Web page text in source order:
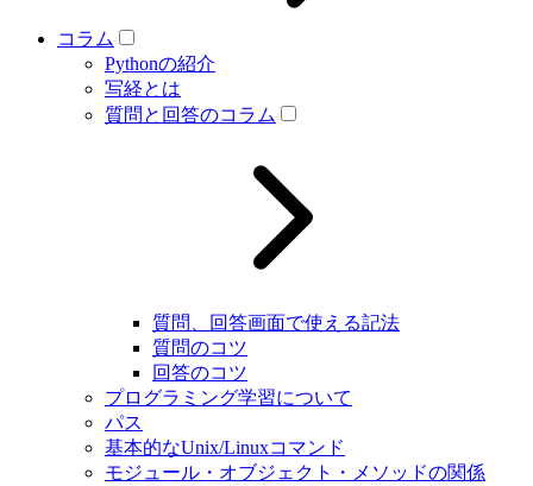
コラム
Pythonの紹介
写経とは
質問と回答のコラム
質問、回答画面で使える記法
質問のコツ
回答のコツ
プログラミング学習について
パス
基本的なUnix/Linuxコマンド
モジュール・オブジェクト・メソッドの関係